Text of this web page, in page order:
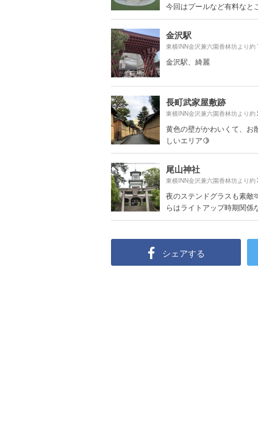
今回はプールなど有料なと
金沢駅
東横INN金沢兼六園香林坊より約
金沢駅、綺麗
長町武家屋敷跡
東横INN金沢兼六園香林坊より約
黄色の壁がかわいくて、お
しいエリア🍋
尾山神社
東横INN金沢兼六園香林坊より約
夜のステンドグラスも素敵
らはライトアップ時期関係
シェアする